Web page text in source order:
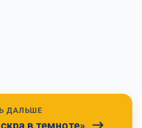
ДАЛЬШЕ
в темноте»